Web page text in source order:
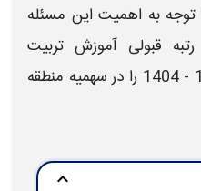
به اهمیت این مسئله
قبولی آموزش تربیت
را در سهمیه منطقه
expand_more